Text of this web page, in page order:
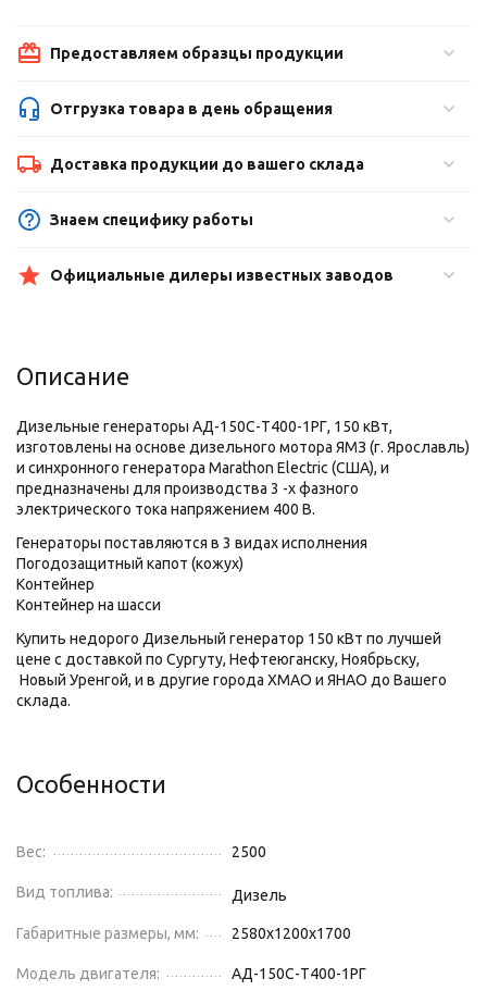
Предоставляем образцы продукции
Отгрузка товара в день обращения
Доставка продукции до вашего склада
Знаем специфику работы
Официальные дилеры известных заводов
Описание
Дизельные генераторы АД-150С-Т400-1РГ, 150 кВт,
изготовлены на основе дизельного мотора ЯМЗ (г. Ярославль)
и синхронного генератора Marathon Electric (США), и
предназначены для производства 3 -х фазного
электрического тока напряжением 400 В.
Генераторы поставляются в 3 видах исполнения
Погодозащитный капот (кожух)
Контейнер
Контейнер на шасси
Купить недорого Дизельный генератор 150 кВт по лучшей
цене с доставкой по Сургуту, Нефтеюганску, Ноябрьску,
Новый Уренгой, и в другие города ХМАО и ЯНАО до Вашего
склада.
Особенности
Вес: 2500
Вид топлива: Дизель
Габаритные размеры, мм: 2580х1200х1700
Модель двигателя: АД-150С-Т400-1РГ